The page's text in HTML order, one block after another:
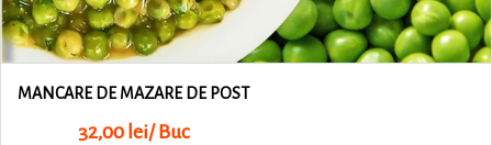
MANCARE DE MAZARE DE POST
32,00 lei/ Buc